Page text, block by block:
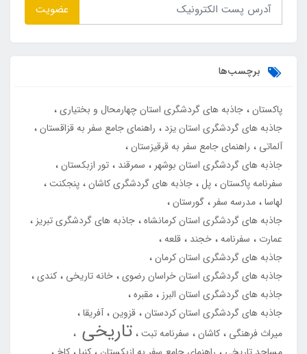
عضویت
برچسب‌ها
پاکستان جاذبه های گردشگری استان چهارمحال و بختیاری
جاذبه های گردشگری استان یزد
راهنمای جامع سفر به قزاقستان
آلماتی
راهنمای جامع سفر به قرقیزستان
جاذبه های گردشگری استان بوشهر
سمرقند
تور ازبکستان
سفرنامه پاکستان پل جاذبه های گردشگری کاشان پنجکنت
لهاسا مدرسه سفر
گورستان
جاذبه های گردشگری استان کرمانشاه جاذبه های گردشگری تبریز
عمارت
سفرنامه خجند
قلعه
جاذبه های گردشگری استان کرمان
جاذبه های گردشگری استان خراسان رضوی خانه تاریخی
کندی
جاذبه های گردشگری استان البرز
مقبره
جاذبه های گردشگری استان کردستان قزوین آفریقا
میراث فرهنگی
کاشان سفرنامه تبت تاریخی